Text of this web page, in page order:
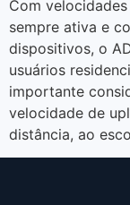
Com
sempre ativa e
dispositivos, o
usuários
importante
velocidade de
distância, ao